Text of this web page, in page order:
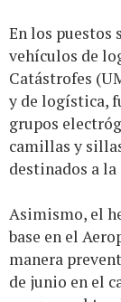
En los puestos
vehículos de
Catástrofes
y de logística,
grupos
camillas y
destinados a
Asimismo, el
base en el
manera
de junio en el